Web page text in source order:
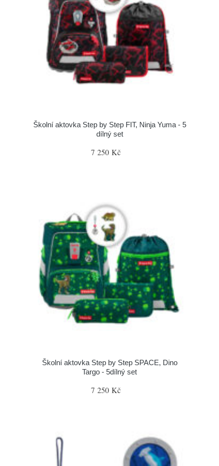
Školní aktovka Step by Step FIT, Ninja Yuma - 5
dílný set
7 250 Kč
Školní aktovka Step by Step SPACE, Dino
Targo - 5dílný set
7 250 Kč